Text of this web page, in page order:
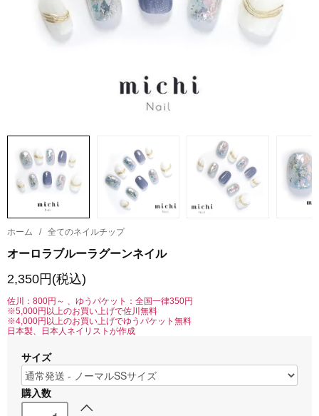
ホーム / 全てのネイルチップ
オーロラブルーラグーンネイル
2,350円(税込)
佐川：800円～ 、ゆうパケット：全国一律350円
※5,000円以上のお買い上げで佐川無料
※4,000円以上のお買い上げでゆうパケット無料
日本製、日本人ネイリストが作成
サイズ
購入数